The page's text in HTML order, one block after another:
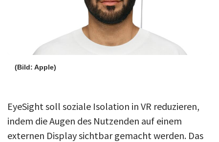
(Bild: Apple)
EyeSight soll soziale Isolation in VR reduzieren,
indem die Augen des Nutzenden auf einem
externen Display sichtbar gemacht werden. Das